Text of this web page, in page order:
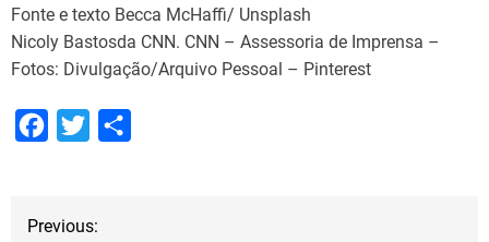
Fonte e texto Becca McHaffi/ Unsplash
Nicoly Bastosda CNN. CNN – Assessoria de Imprensa –
Fotos: Divulgação/Arquivo Pessoal – Pinterest
e
t
NPrevious: